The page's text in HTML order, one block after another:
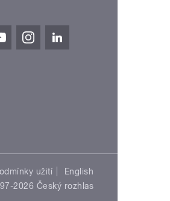
užití
English
2026 Český rozhlas